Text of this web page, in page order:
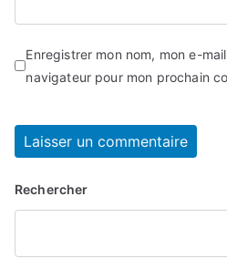
Enregistrer mon nom, mon e-
navigateur pour mon prochain
Rechercher